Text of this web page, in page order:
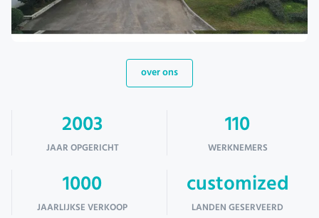
over ons
2003
JAAR OPGERICHT
110
WERKNEMERS
1000
JAARLIJKSE VERKOOP
customized
LANDEN GESERVEERD